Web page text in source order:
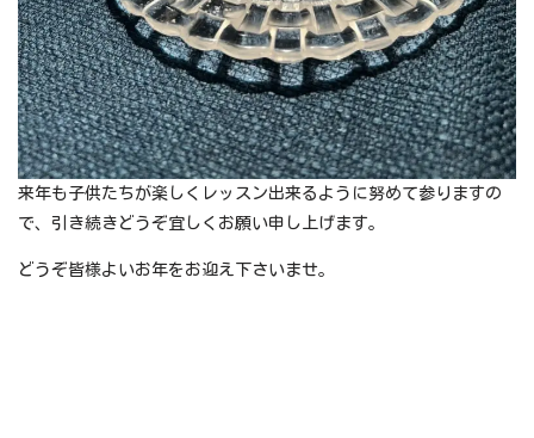
来年も子供たちが楽しくレッスン出来るように努めて参りますの
で、引き続きどうぞ宜しくお願い申し上げます。
どうぞ皆様よいお年をお迎え下さいませ。